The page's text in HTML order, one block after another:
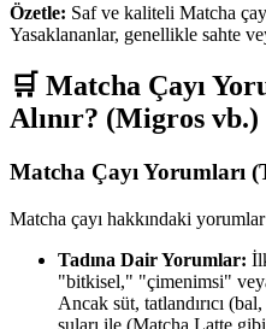
Özetle: Saf ve kaliteli Matcha
Yasaklananlar, genellikle sahte
🛒 Matcha Çayı
Alınır? (Migros vb.)
Matcha Çayı Yorumları
Matcha çayı hakkındaki
Tadına Dair Yorumlar:
"bitkisel," "çimenimsi"
Ancak süt, tatlandırıcı
suları ile (Matcha Latte